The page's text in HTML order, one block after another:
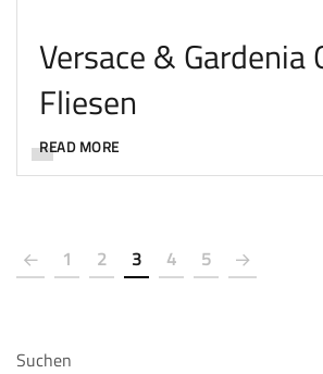
Versace & Gardenia
Fliesen
READ MORE
1 2 3 4 5
Suchen